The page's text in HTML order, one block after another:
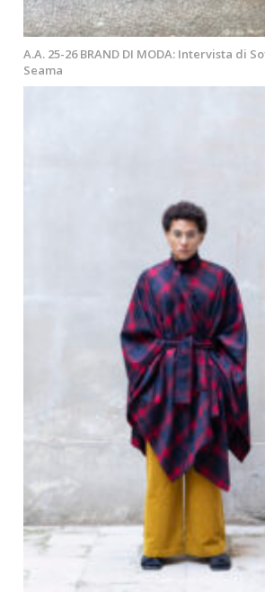
A.A. 25-26 BRAND DI MODA: Intervista di
Seama